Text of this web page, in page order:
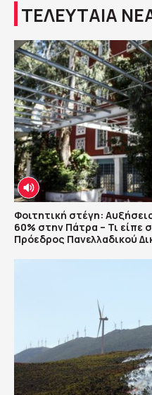
ΤΕΛΕΥΤΑΙΑ
Φοιτητική στέγη:
60% στην Πάτρα – Τι είπε
Πρόεδρος Πανελλαδικού